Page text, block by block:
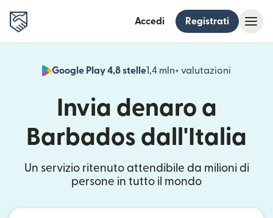
Accedi Registrati
Google Play 4,8 stelle1,4 mln+ valutazioni
Invia denaro a
Barbados dall'Italia
Un servizio ritenuto attendibile da milioni di
persone in tutto il mondo